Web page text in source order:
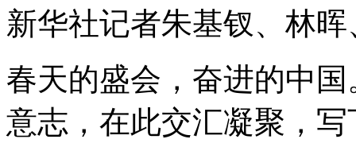
新华社记者朱基钗、林
春天的盛会，奋进的中
意志，在此交汇凝聚，